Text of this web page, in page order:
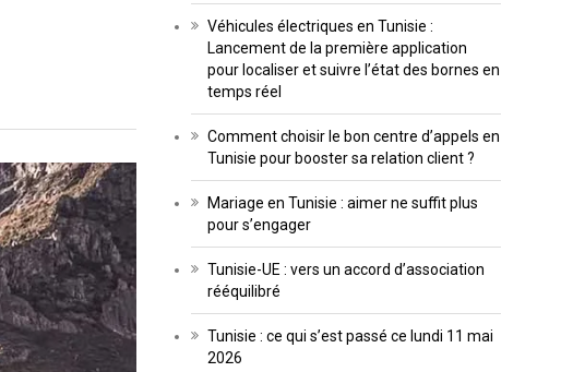
Véhicules électriques en Tunisie :
Lancement de la première application
pour localiser et suivre l’état des bornes en
temps réel
Comment choisir le bon centre d’appels en
Tunisie pour booster sa relation client ?
Mariage en Tunisie : aimer ne suffit plus
pour s’engager
Tunisie-UE : vers un accord d’association
rééquilibré
Tunisie : ce qui s’est passé ce lundi 11 mai
2026